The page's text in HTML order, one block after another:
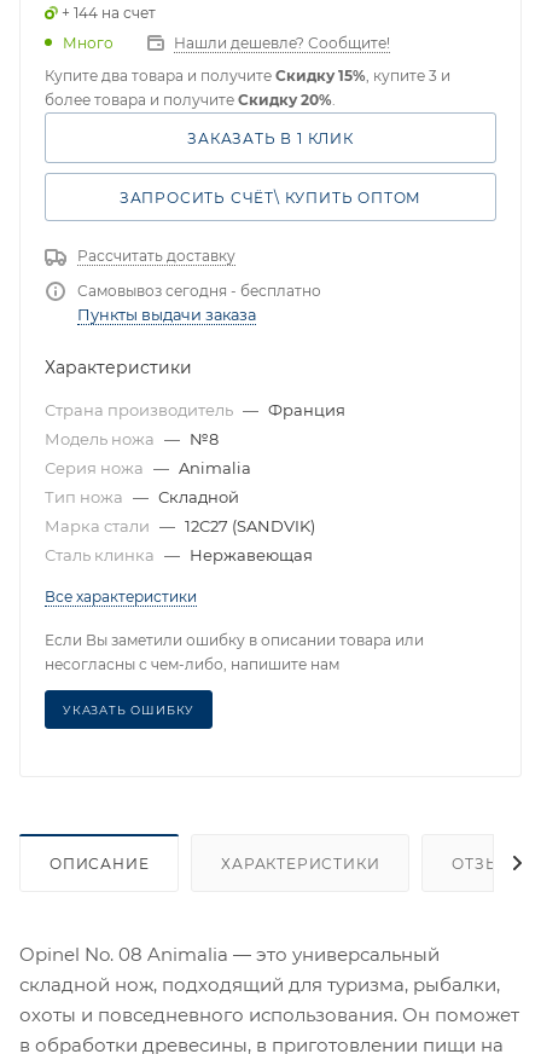
+ 144 на счет
Много
Нашли дешевле? Сообщите!
Купите два товара и получите Скидку 15%, купите 3 и
более товара и получите Скидку 20%.
ЗАКАЗАТЬ В 1 КЛИК
ЗАПРОСИТЬ СЧЁТ\ КУПИТЬ ОПТОМ
Рассчитать доставку
Самовывоз сегодня - бесплатно
Пункты выдачи заказа
Характеристики
Страна производитель — Франция
Модель ножа — №8
Серия ножа — Animalia
Тип ножа — Складной
Марка стали — 12C27 (SANDVIK)
Сталь клинка — Нержавеющая
Все характеристики
Если Вы заметили ошибку в описании товара или
несогласны с чем-либо, напишите нам
УКАЗАТЬ ОШИБКУ
ОПИСАНИЕ ХАРАКТЕРИСТИКИ ОТЗЫВЫ
Opinel No. 08 Animalia — это универсальный
складной нож, подходящий для туризма, рыбалки,
охоты и повседневного использования. Он поможет
в обработки древесины, в приготовлении пищи на